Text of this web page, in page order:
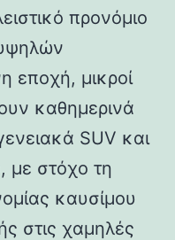
προνόμιο
εποχή, μικροί
καθημερινά
SUV και
με στόχο τη
καυσίμου
στις χαμηλές